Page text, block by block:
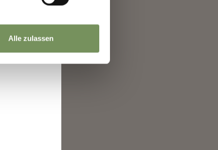
Alle zulassen